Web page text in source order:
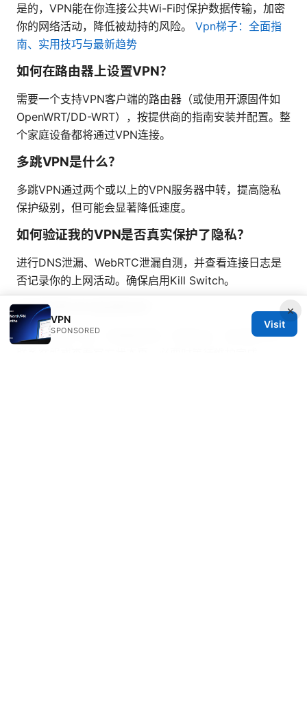
是的，VPN能在你连接公共Wi-Fi时保护数据传输，加密
你的网络活动，降低被劫持的风险。 Vpn梯子：全面指
南、实用技巧与最新趋势
如何在路由器上设置VPN？
需要一个支持VPN客户端的路由器（或使用开源固件如
OpenWRT/DD-WRT），按提供商的指南安装并配置。整
个家庭设备都将通过VPN连接。
多跳VPN是什么？
多跳VPN通过两个或以上的VPN服务器中转，提高隐私
保护级别，但可能会显著降低速度。
如何验证我的VPN是否真实保护了隐私？
进行DNS泄漏、WebRTC泄漏自测，并查看连接日志是
否记录你的上网活动。确保启用Kill Switch。
如何处理VPN连接失败？
重新启动客户端、切换服务器、切换协议，若问题持续，
×
VPN
SPONSORED
Visit